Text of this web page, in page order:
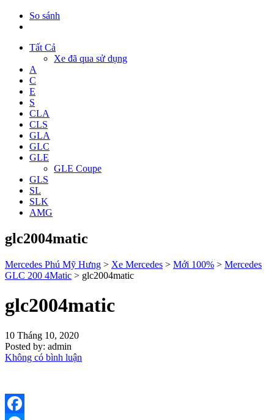
So sánh
Tất Cả
Xe đã qua sử dụng
A
C
E
S
CLA
CLS
GLA
GLC
GLE
GLE Coupe
GLS
SL
SLK
AMG
glc2004matic
Mercedes Phú Mỹ Hưng > Xe Mercedes > Mới 100% > Mercedes
GLC 200 4Matic > glc2004matic
glc2004matic
10 Tháng 10, 2020
Posted by: admin
Không có bình luận